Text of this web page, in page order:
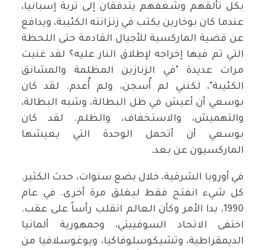
بكل تألقهم وشغفهم يتدفقان إلى تربة إسبانيا،
عندما كان بوخارين يكتب في زنزانته الكئيبة، ويدافع
عن قضية الماركسية للأجيال القادمة حتى اللحظة
التي تم فيها إخراجه لإطلاق النار عليه؟ لقد غنيت
مرات عديدة "في الزنازين المظلمة والمشانق
الكئيبة"، لكنني لم أُسجن، ولم أُعدم. لقد كان
بوسعي أن أعيش في ظل البطالة، وشبه البطالة،
والتهميش، والاستخفاف، والظلم. لقد كان
بوسعي أن أتحمل الوحدة التي يعيشها
الماركسيون عن بعد.
في أوروبا الشرقية، خلال بضع سنوات، حدث الكثير.
كل شيء انفتح فقط ليغلق مرة أخرى. في عام
1990، بدا الأمر وكأن العالم انقلب رأساً على عقب.
اختفى الاتحاد السوفييتي، وجمهورية ألمانيا
الديمقراطية، وتشيكوسلوفاكيا، ويوغوسلافيا من